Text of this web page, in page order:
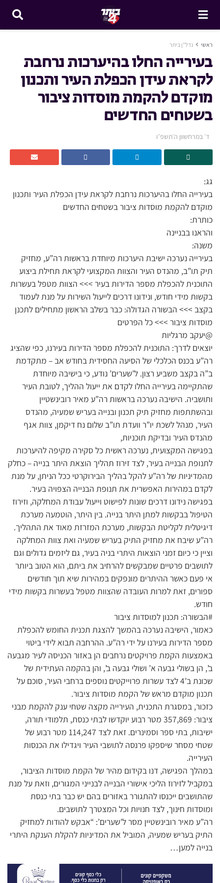
ראשי נדל"ן ביתר
בעירייה החלו בהיערכות נרחבת
לקראת עידן הכפלת העיר ותכנון
מוקדם להקמת מוסדות ציבור
בשטחים החדשים
ד׳ במרחשוון ה׳תשפ״ו
גג:
בעירייה החלו בהיערכות נרחבת לקראת עידן הכפלת העיר ותכנון
מוקדם להקמת מוסדות ציבור בשטחים החדשים
כותרת:
והראנו בבניינה
משנה:
בעירייה נערכה ישיבת היערכות מיוחדת בראשות רה”ע, מחזיק
תיק תו”ב, מהנדס העיר והצוות המקצועי לקראת תחילת ביצוע
התוכנית להכפלת מספר הדירות בעיר >>> הצוות מטפל בעשרות
בקשות מידי חודש, ונידונו דרכים לייעול השירות על מנת לעמוד
בקצב >>> הבשורה הגדולה: כבר בשלב הראשון מתחילים לתכנן
מוסדות ציבור >>> כל הפרטים
@יעקב מרגליות
יוצאים לדרך: התוכנית להכפלת מספר הדירות בעירנו, כפי שהציג
רה”ע בכנס הכלכלי של הסיעה החסידית בחודש אב – מתקדמת
ב”ה בקצב משביע רצון. ל’שערים’ נודע, כי בישיבה מיוחדת
שהתקיימה בעירייה החלו לקדם את ייעול ההליך, לטובת העיר
ותושביה. הישיבה נערכה בראשות רה”ע מאיר רובינשטיין
ובהשתתפות מחזיק תיק תכנון ובנייה בעריש שמעיה, מהנדס
העיר, מנהל לשכת יו”ר וועדת תו”ב שלום נח דיקמן, צוות אגף
מהנדס העיר ובדיקת תוכניות,
בפגישה המקצועית, נערכה ראשית כל סקירה מקיפה להיערכות
לתנופת הבנייה בעיר, לצד זירוז תהליך הוצאת היתר בנייה – כחלק
מהמדיניות של רה”ע להקל בהליך הבירוקרטי ככל הניתן, על מנת
לקדם במהירות האפשרית את תנופת הבנייה הצפויה בעיר.
בפגישה נידונו דרכים שונות לפישוט וייעול עבודת המחלקה, וזירוז
הטיפול בבקשות למתן היתר בנייה. בין היתר, הוטמעה מערכת
דיגיטלית לקליטת הבקשות, מערכת המזרזת מאוד את התהליך.
רה”ע שיבח את מחזיק התיק בעריש שמעיה ואת צוות המחלקה
וציין כי כיום זמני הוצאות היתרי בניה בעיר, גם ליזמים גדולים וגם
לתושבים פרטיים שמבקשים להרחיב את ביתם, הוא הטוב ביותר
אי פעם כאשר ההיתרים מונפקים במהירות שיא תוך חודשים
ספורים, זאת למרות העובדה שהצוות מטפל בעשרות בקשות מידי
חודש.
#הבשורה: תכנון למוסדות ציבור
כאמור, הישיבה נערכה בהמשך להצגת תכנית החומש להכפלת
מספר הדירות בעירנו על ידי רה”ע. ההרחבה תבוא לידי ביטוי
באמצעות הקמת פרויקטים נרחבים הן באזור הכניסה לעיר מגבעה
ב’, הן בשולי גבעה א’ ושולי גבעה ב’, והן בהקמה העתידית של
שכונת ב’4 לצד עשרות פרוייקטים נוספים ברחבי העיר, סוכם על
תכנון מוקדם מראש של הקמת מוסדות ציבור.
כזכור, במסגרת התכנית, העירייה מקצה שטחי ענק להקמת מבני
ציבור: 357,869 מטר רבוע יוקדשו לבתי כנסת, תלמודי תורה,
ישיבות, בתי ספר וסמינרים. זאת לצד 114,247 מטר רבוע של
שטחי מסחר שיספקו פרנסה לתושבי העיר ויגדילו את הכנסות
העירייה.
במהלך הפגישה, דנו בקידום מהיר של הקמת מוסדות הציבור,
במקביל לזירוז הליכי אישורי הבנייה לבנייני המגורים, וזאת על מנת
שהתושבים ייכנסו להתגורר באזורים בהם יש כבר בתי כנסת
ומוסדות חינוך, לצד חנויות וכל המצטרך לתושבים.
רה”ע מאיר רובינשטיין מסר ל’שערים’: “אבקש להודות למחזיק
התיק בעריש שמעיה, המוביל את המדיניות להקלת הענקת היתרי
בנייה למען…